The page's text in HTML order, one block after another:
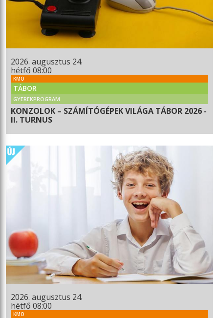
2026. augusztus 24.
hétfő 08:00
KMO
TÁBOR
GYEREKPROGRAM
KONZOLOK – SZÁMÍTÓGÉPEK VILÁGA TÁBOR 2026 -
II. TURNUS
2026. augusztus 24.
hétfő 08:00
KMO